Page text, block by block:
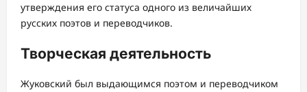
утверждения его статуса одного из величайших
русских поэтов и переводчиков.
Творческая деятельность
Жуковский был выдающимся поэтом и переводчиком